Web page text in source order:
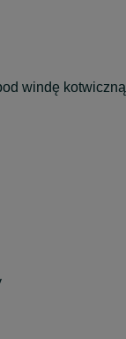
windę kotwiczną